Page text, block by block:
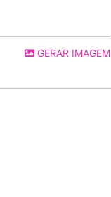
GERAR IMAGEM